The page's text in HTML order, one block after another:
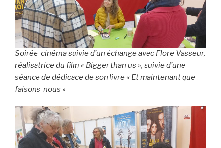
Soirée-cinéma suivie d’un échange avec Flore Vasseur,
réalisatrice du film « Bigger than us », suivie d’une
séance de dédicace de son livre « Et maintenant que
faisons-nous »